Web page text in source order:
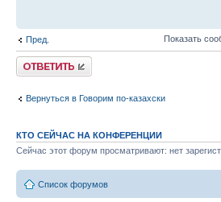
Пред. Показать
Ответить
Вернуться в Говорим по-казахски
КТО СЕЙЧАС НА КОНФЕРЕНЦИИ
Сейчас этот форум просматривают: нет
Список форумов